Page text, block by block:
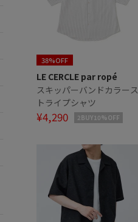
38%OFF
LE CERCLE par ropé
スキッパーバンドカラース
トライプシャツ
¥4,290 2BUY10%OFF